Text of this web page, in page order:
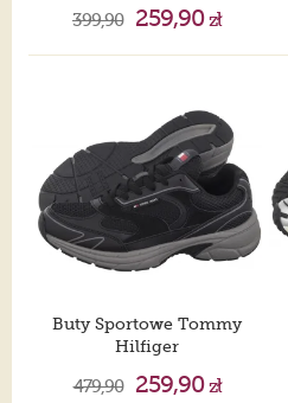
399,90 259,90zł
Buty Sportowe Tommy
Hilfiger
479,90 259,90zł